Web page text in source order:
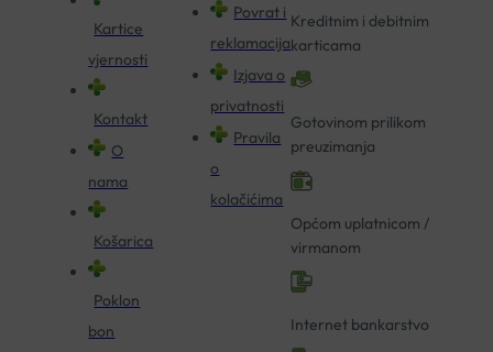
Kartice
vjernosti
Kontakt
O
nama
Košarica
Poklon
bon
Povrat i
reklamacija
Izjava o
privatnosti
Pravila
o
kolačićima
Kreditnim i debitnim
karticama
Gotovinom prilikom
preuzimanja
Općom uplatnicom /
virmanom
Internet bankarstvo